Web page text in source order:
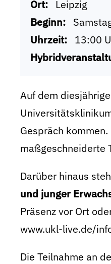
Ort:
Leipzig
Beginn:
Uhrzeit:
13:00
Auf dem
Gespräch
maßgeschneiderte
Darüber hinaus
und junger
Präsenz vor Ort
www.ukl-live.de/
Die Teilnahme an